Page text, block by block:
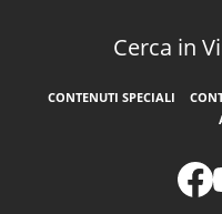
Cerca in
CONTENUTI SPECIALI